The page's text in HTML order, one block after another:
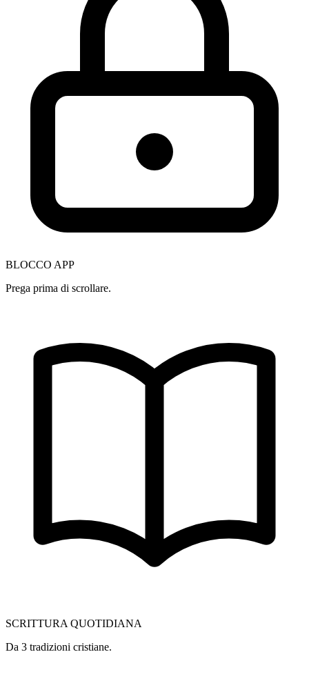
BLOCCO APP
Prega prima di scrollare.
SCRITTURA QUOTIDIANA
Da 3 tradizioni cristiane.